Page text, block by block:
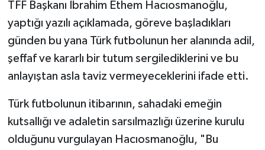
TFF Başkanı İbrahim Ethem Hacıosmanoğlu,
yaptığı yazılı açıklamada, göreve başladıkları
günden bu yana Türk futbolunun her alanında adil,
şeffaf ve kararlı bir tutum sergilediklerini ve bu
anlayıştan asla taviz vermeyeceklerini ifade etti.
Türk futbolunun itibarının, sahadaki emeğin
kutsallığı ve adaletin sarsılmazlığı üzerine kurulu
olduğunu vurgulayan Hacıosmanoğlu, "Bu